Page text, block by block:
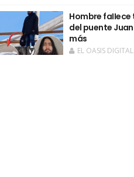
Hombre
del puente
más
EL OASIS